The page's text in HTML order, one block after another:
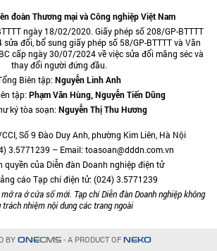
đoàn Thương mại và Công nghiệp Việt Nam
ngày 18/02/2020. Giấy phép số 208/GP-BTTTT
đổi, bổ sung giấy phép số 58/GP-BTTTT và Văn
cấp ngày 30/07/2024 về việc sửa đổi măng séc và
thay đổi người đứng đầu.
Biên tập:Nguyễn Linh Anh
tập:Phạm Văn Hùng, Nguyễn Tiến Dũng
ký tòa soạn:Nguyễn Thị Thu Hương
Số 9 Đào Duy Anh, phường Kim Liên, Hà Nội
3.5771239 – Email: toasoan@dddn.com.vn
quyền của Diễn đàn Doanh nghiệp điện tử
cáo Tạp chí điện tử: (024) 3.5771239
ra ở cửa sổ mới. Tạp chí Diễn đàn Doanh nghiệp không
trách nhiệm nội dung các trang ngoài
BY ONECMS- A PRODUCT OF NEKO